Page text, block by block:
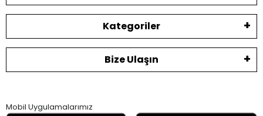
Kategoriler
Bize Ulaşın
Mobil Uygulamalarımız